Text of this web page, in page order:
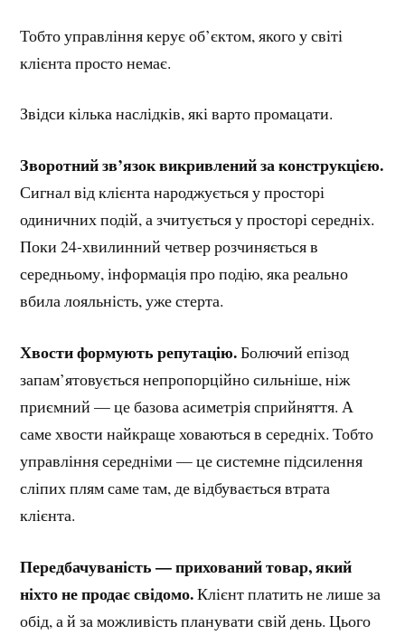
Тобто управління керує об’єктом, якого у світі
клієнта просто немає.
Звідси кілька наслідків, які варто промацати.
Зворотний зв’язок викривлений за конструкцією.
Сигнал від клієнта народжується у просторі
одиничних подій, а зчитується у просторі середніх.
Поки 24-хвилинний четвер розчиняється в
середньому, інформація про подію, яка реально
вбила лояльність, уже стерта.
Хвости формують репутацію.Болючий епізод
запам’ятовується непропорційно сильніше, ніж
приємний — це базова асиметрія сприйняття. А
саме хвости найкраще ховаються в середніх. Тобто
управління середніми — це системне підсилення
сліпих плям саме там, де відбувається втрата
клієнта.
Передбачуваність — прихований товар, який
ніхто не продає свідомо.Клієнт платить не лише за
обід, а й за можливість планувати свій день. Цього